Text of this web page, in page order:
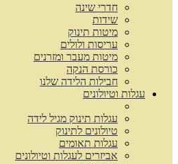
חדרי שינה
שידות
מיטות תינוק
עריסות ולולים
מיטות מעבר ומזרנים
כורסת הנקה
חבילות הלידה שלנו
עגלות וטיולונים
עגלות תינוק מגיל לידה
טיולונים לתינוק
עגלות תאומים
אביזרים לעגלות וטיולונים